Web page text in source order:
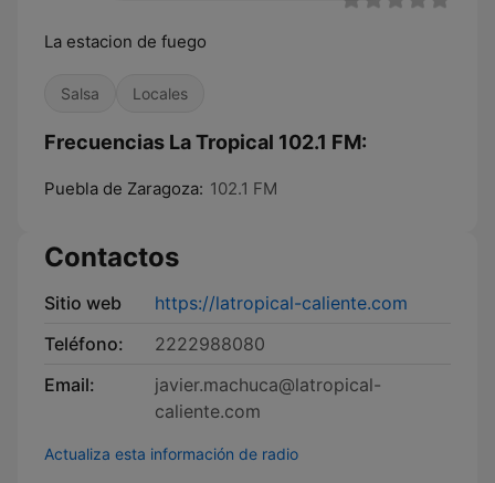
La estacion de fuego
Salsa Locales
Frecuencias La Tropical 102.1 FM:
Puebla de Zaragoza: 102.1 FM
Contactos
Sitio web
https://latropical-caliente.com
Teléfono:
2222988080
Email:
javier.machuca@latropical-
caliente.com
Actualiza esta información de radio